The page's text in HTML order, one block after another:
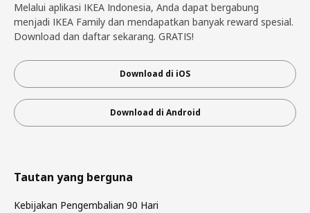
Melalui aplikasi IKEA Indonesia, Anda dapat bergabung
menjadi IKEA Family dan mendapatkan banyak reward spesial.
Download dan daftar sekarang. GRATIS!
Download di iOS
Download di Android
Tautan yang berguna
Kebijakan Pengembalian 90 Hari